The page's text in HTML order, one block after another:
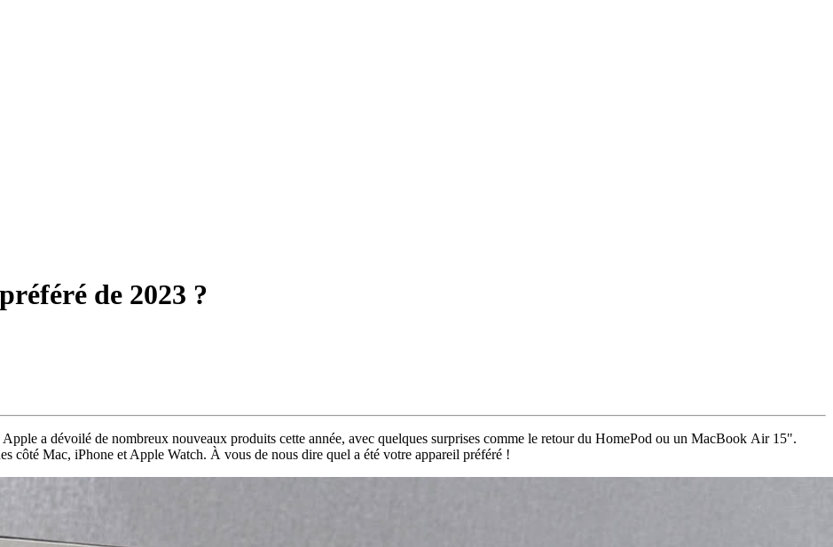
de 2023 ?
Apple a dévoilé de nombreux nouveaux produits cette année, avec quelques surprises comme le retour du HomePod ou un MacBook Air 15".
côté Mac, iPhone et Apple Watch. À vous de nous dire quel a été votre appareil préféré !